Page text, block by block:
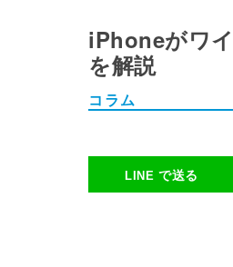
iPhoneがワ
を解説
コラム
で送る